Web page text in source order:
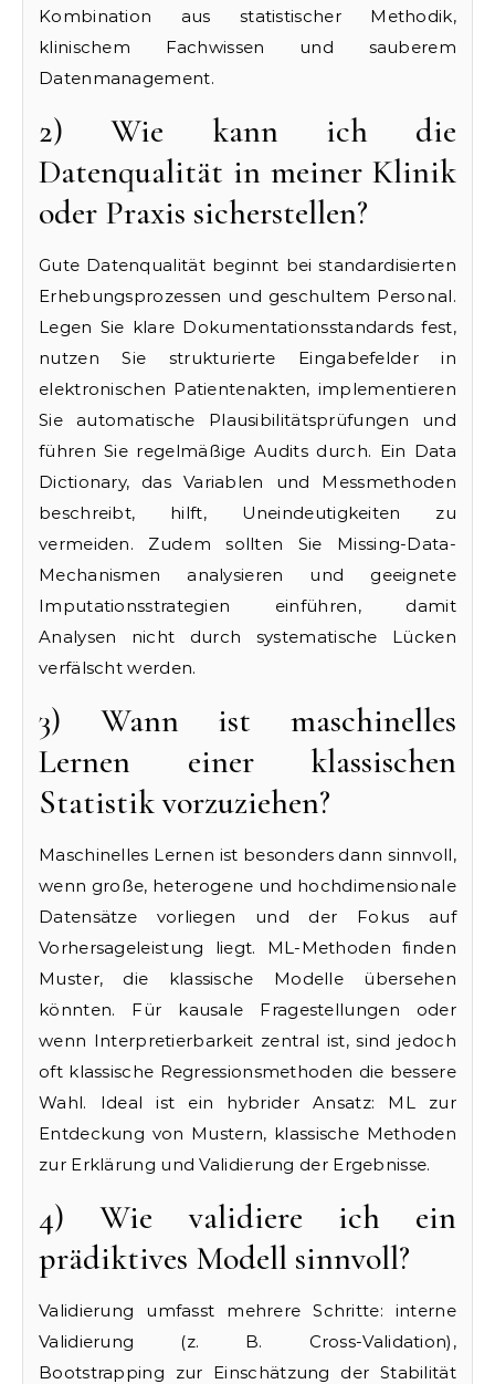
Kombination aus statistischer Methodik,
klinischem Fachwissen und sauberem
Datenmanagement.
2) Wie kann ich die
Datenqualität in meiner Klinik
oder Praxis sicherstellen?
Gute Datenqualität beginnt bei standardisierten
Erhebungsprozessen und geschultem Personal.
Legen Sie klare Dokumentationsstandards fest,
nutzen Sie strukturierte Eingabefelder in
elektronischen Patientenakten, implementieren
Sie automatische Plausibilitätsprüfungen und
führen Sie regelmäßige Audits durch. Ein Data
Dictionary, das Variablen und Messmethoden
beschreibt, hilft, Uneindeutigkeiten zu
vermeiden. Zudem sollten Sie Missing-Data-
Mechanismen analysieren und geeignete
Imputationsstrategien einführen, damit
Analysen nicht durch systematische Lücken
verfälscht werden.
3) Wann ist maschinelles
Lernen einer klassischen
Statistik vorzuziehen?
Maschinelles Lernen ist besonders dann sinnvoll,
wenn große, heterogene und hochdimensionale
Datensätze vorliegen und der Fokus auf
Vorhersageleistung liegt. ML-Methoden finden
Muster, die klassische Modelle übersehen
könnten. Für kausale Fragestellungen oder
wenn Interpretierbarkeit zentral ist, sind jedoch
oft klassische Regressionsmethoden die bessere
Wahl. Ideal ist ein hybrider Ansatz: ML zur
Entdeckung von Mustern, klassische Methoden
zur Erklärung und Validierung der Ergebnisse.
4) Wie validiere ich ein
prädiktives Modell sinnvoll?
Validierung umfasst mehrere Schritte: interne
Validierung (z. B. Cross-Validation),
Bootstrapping zur Einschätzung der Stabilität